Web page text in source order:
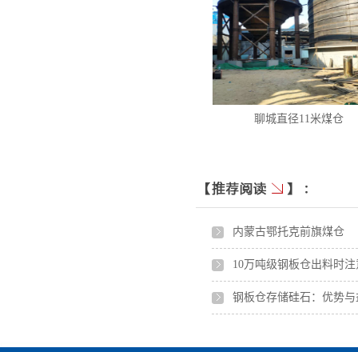
聊城直径11米煤仓
内蒙古鄂托克前旗煤仓
10万吨级钢板仓出料时
钢板仓存储硅石：优势与